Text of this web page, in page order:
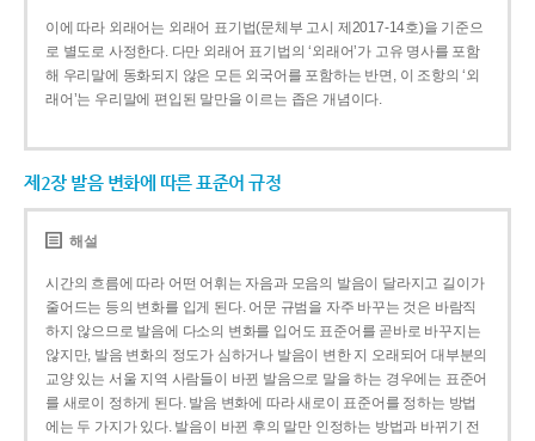
이에 따라 외래어는 외래어 표기법(문체부 고시 제2017-14호)을 기준으
로 별도로 사정한다. 다만 외래어 표기법의 ‘외래어’가 고유 명사를 포함
해 우리말에 동화되지 않은 모든 외국어를 포함하는 반면, 이 조항의 ‘외
래어’는 우리말에 편입된 말만을 이르는 좁은 개념이다.
제2장 발음 변화에 따른 표준어 규정
해설
시간의 흐름에 따라 어떤 어휘는 자음과 모음의 발음이 달라지고 길이가
줄어드는 등의 변화를 입게 된다. 어문 규범을 자주 바꾸는 것은 바람직
하지 않으므로 발음에 다소의 변화를 입어도 표준어를 곧바로 바꾸지는
않지만, 발음 변화의 정도가 심하거나 발음이 변한 지 오래되어 대부분의
교양 있는 서울 지역 사람들이 바뀐 발음으로 말을 하는 경우에는 표준어
를 새로이 정하게 된다. 발음 변화에 따라 새로이 표준어를 정하는 방법
에는 두 가지가 있다. 발음이 바뀐 후의 말만 인정하는 방법과 바뀌기 전